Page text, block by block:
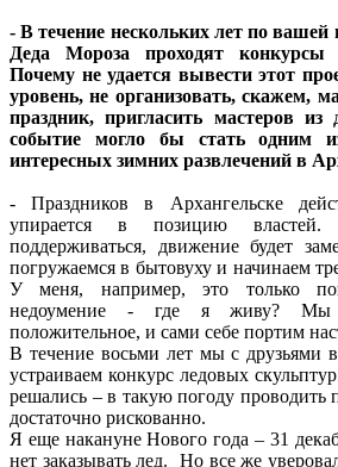
- В течение нескольких лет по вашей
Деда Мороза проходят конкурсы
Почему не удается вывести этот
уровень, не организовать, скажем,
праздник, пригласить мастеров из
событие могло бы стать одним
интересных зимних развлечений в
- Праздников в Архангельске
упирается в позицию
поддерживаться, движение будет
погружаемся в бытовуху и начинаем
У меня, например, это только
недоумение - где я живу? Мы
положительное, и сами себе портим
В течение восьми лет мы с друзьями
устраиваем конкурс ледовых
решались – в такую погоду проводить
достаточно рискованно.
Я еще накануне Нового года – 31
нет заказывать лед. Но все же